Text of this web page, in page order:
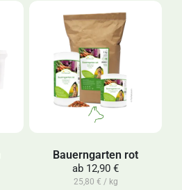
Bauerngarten rot
ab 12,90 €
25,80 € / kg